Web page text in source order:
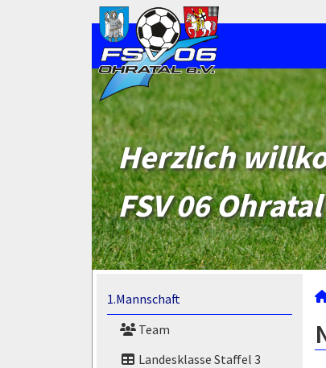
Herzlich
FSV 06 Ohratal
1.Mannschaft
Team
Landesklasse Staffel 3